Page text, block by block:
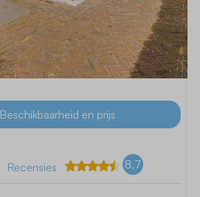
Beschikbaarheid en prijs
Recensies 8,7